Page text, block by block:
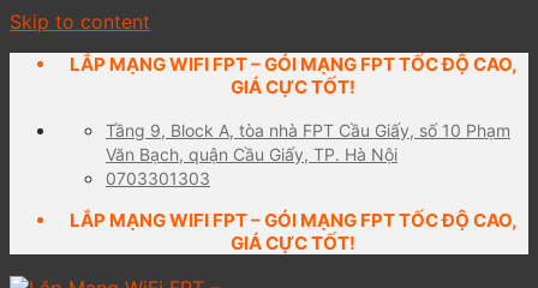
Skip to content
LẮP MẠNG WIFI FPT – GÓI MẠNG FPT TỐC ĐỘ CAO,
GIÁ CỰC TỐT!
Tầng 9, Block A, tòa nhà FPT Cầu Giấy, số 10 Phạm
Văn Bạch, quận Cầu Giấy, TP. Hà Nội
0703301303
LẮP MẠNG WIFI FPT – GÓI MẠNG FPT TỐC ĐỘ CAO,
GIÁ CỰC TỐT!